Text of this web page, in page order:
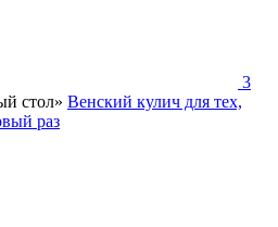
3
стол» Венский кулич для тех,
раз